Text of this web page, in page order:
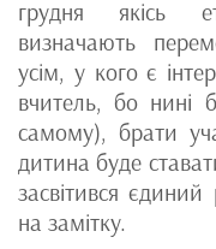
грудня якісь
визначають
усім, у кого є
вчитель, бо нині
самому), брати
дитина буде
засвітився
на замітку.